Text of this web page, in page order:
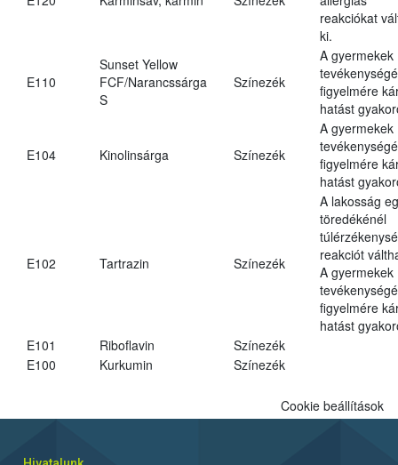
reakciókat
ki.
E110
Sunset Yellow
FCF/Narancssárga
S
Színezék
A gyermekek
figyelmére
hatást
E104 Kinolinsárga Színezék
A gyermekek
figyelmére
hatást
E102 Tartrazin Színezék
A lakosság
töredékénél
reakciót
A gyermekek
figyelmére
hatást
E101
Riboflavin
Színezék
E100
Kurkumin Színezék
Cookie beállítások